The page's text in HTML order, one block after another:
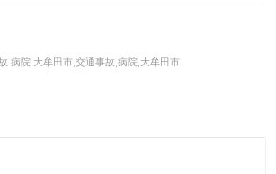
病院 大牟田市,交通事故,病院,大牟田市